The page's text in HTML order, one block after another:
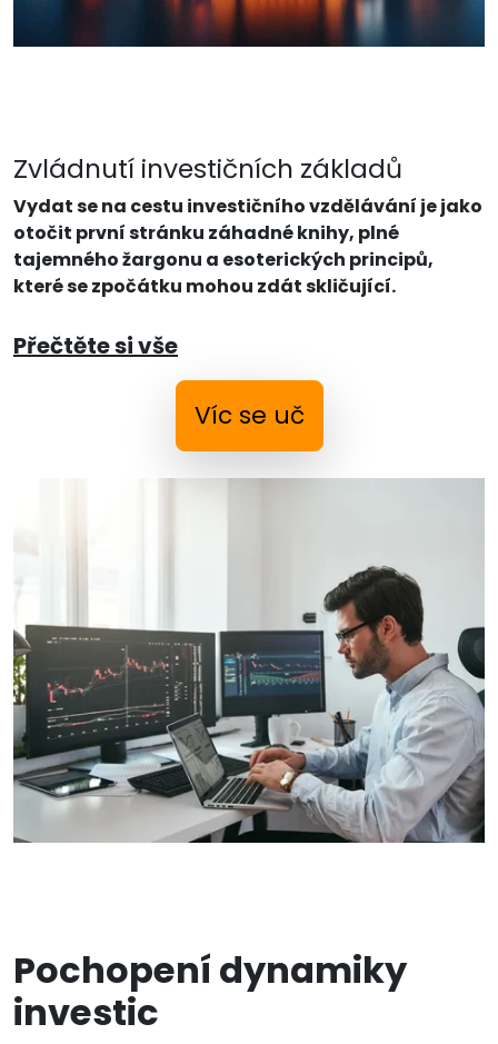
Zvládnutí investičních základů
Vydat se na cestu investičního vzdělávání je jako
otočit první stránku záhadné knihy, plné
tajemného žargonu a esoterických principů,
které se zpočátku mohou zdát skličující.
Přečtěte si vše
Víc se uč
Pochopení dynamiky
investic